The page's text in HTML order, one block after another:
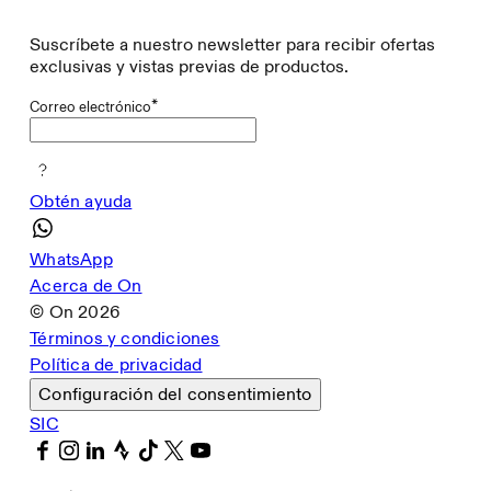
Suscríbete a nuestro newsletter para recibir ofertas
exclusivas y vistas previas de productos.
Correo electrónico*
Obtén ayuda
WhatsApp
Acerca de On
© On2026
Términos y condiciones
Política de privacidad
Configuración del consentimiento
SIC